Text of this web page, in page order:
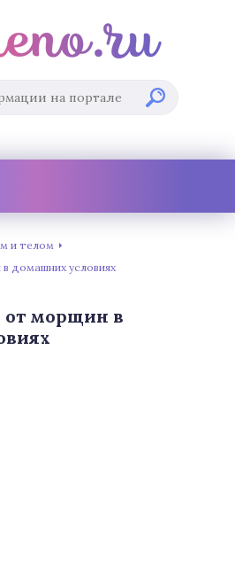
и телом
домашних условиях
от морщин в